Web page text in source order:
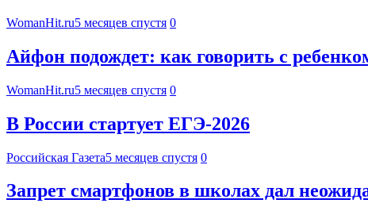
WomanHit.ru5 месяцев спустя 0
Айфон подождет: как говорить с
WomanHit.ru5 месяцев спустя 0
В России стартует ЕГЭ-2026
Российская Газета5 месяцев спустя 0
Запрет смартфонов в школах дал